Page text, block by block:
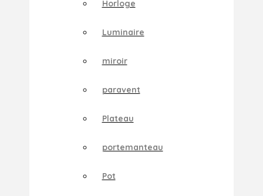
Horloge
Luminaire
miroir
paravent
Plateau
portemanteau
Pot